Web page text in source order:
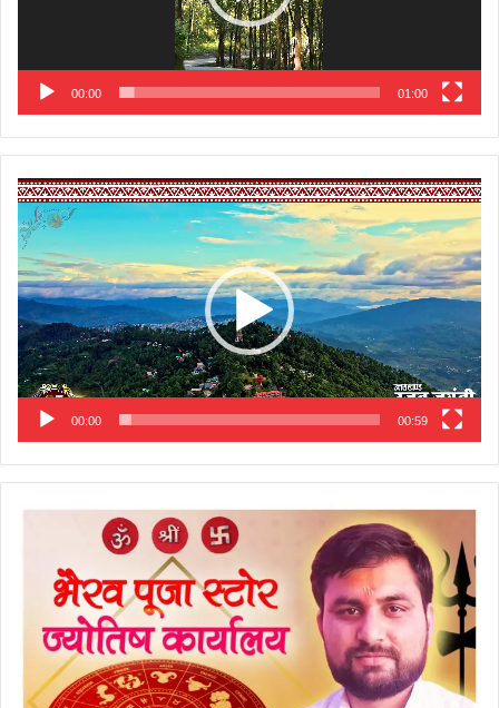
00:00 01:00
Video
Player
00:00 00:59